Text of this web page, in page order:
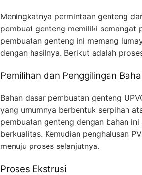
Meningkatnya permintaan genteng
pembuat genteng memiliki semangat
pembuatan genteng ini memang
dengan hasilnya. Berikut adalah
Pemilihan dan Penggilingan
Bahan dasar pembuatan genteng
yang umumnya berbentuk serpihan
pembuatan genteng dengan bahan
berkualitas. Kemudian penghalusan
menuju proses selanjutnya.
Proses Ekstrusi